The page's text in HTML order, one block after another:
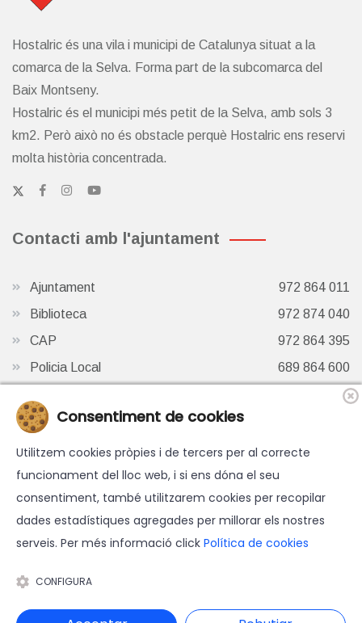
Hostalric és una vila i municipi de Catalunya situat a la
comarca de la Selva. Forma part de la subcomarca del
Baix Montseny.
Hostalric és el municipi més petit de la Selva, amb sols 3
km2. Però això no és obstacle perquè Hostalric ens reservi
molta història concentrada.
Contacti amb l'ajuntament
Ajuntament
972 864 011
Biblioteca
972 874 040
CAP
972 864 395
Policia Local
689 864 600
972 87 41 65
© 2026 Ajuntament d'Hostalric - Tots els drets reservats.
Avís legal
Disseny web i programació: Blaupixel.com
Consentiment de cookies
Utilitzem cookies pròpies i de tercers per al correcte
funcionament del lloc web, i si ens dóna el seu
consentiment, també utilitzarem cookies per recopilar
dades estadístiques agregades per millorar els nostres
serveis. Per més informació click Política de cookies
CONFIGURA